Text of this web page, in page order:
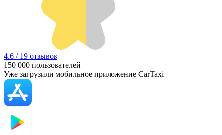
4.6 / 19 отзывов
150 000 пользователей
Уже загрузили мобильное приложение CarTaxi